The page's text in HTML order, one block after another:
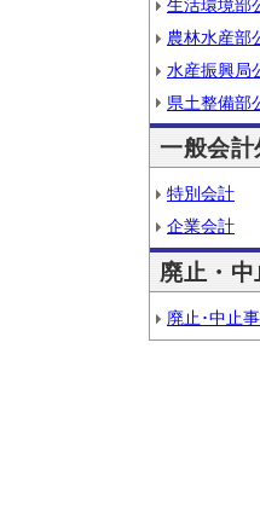
生活環境部
農林水産部
水産振興局
県土整備部
一般会計
特別会計
企業会計
廃止・中
廃止･中止